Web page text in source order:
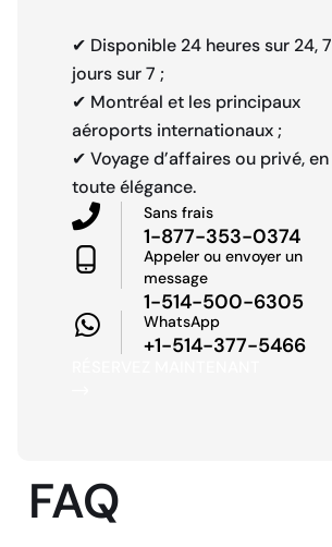
✔ Disponible 24 heures sur 24, 7
jours sur 7 ;
✔ Montréal et les principaux
aéroports internationaux ;
✔ Voyage d’affaires ou privé, en
toute élégance.
Sans frais
1-877-353-0374
Appeler ou envoyer un
message
1-514-500-6305
WhatsApp
+1-514-377-5466
FAQ